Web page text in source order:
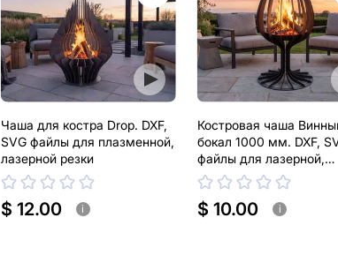
Чаша для костра Drop. DXF,
SVG файлы для плазменной,
лазерной резки
$ 12.00 i
Костровая чаша
бокал 1000 мм. DXF,
файлы для лазерной,
плазменной резки
$ 10.00 i